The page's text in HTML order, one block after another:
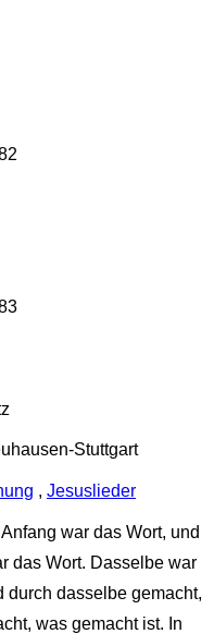
Stuttgart
, Jesuslieder
war das Wort, und
das Wort. Dasselbe war
durch dasselbe gemacht,
was gemacht ist. In